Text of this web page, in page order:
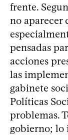
frente.
no aparecer
pensadas
acciones
las
gabinete
Políticas
problemas.
gobierno;